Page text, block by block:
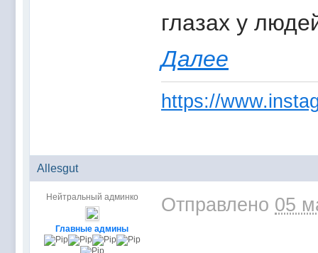
глазах у
Далее
https://
Allesgut
Нейтральный админко
Главные админы
Отправлено 05